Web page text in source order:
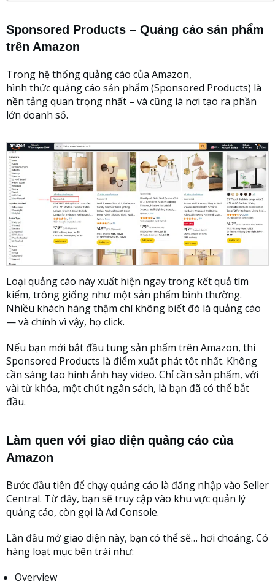
Sponsored Products – Quảng cáo sản phẩm
trên Amazon
Trong hệ thống quảng cáo của Amazon,
hình thức quảng cáo sản phẩm (Sponsored Products) là
nền tảng quan trọng nhất – và cũng là nơi tạo ra phần
lớn doanh số.
Loại quảng cáo này xuất hiện ngay trong kết quả tìm
kiếm, trông giống như một sản phẩm bình thường.
Nhiều khách hàng thậm chí không biết đó là quảng cáo
— và chính vì vậy, họ click.
Nếu bạn mới bắt đầu tung sản phẩm trên Amazon, thì
Sponsored Products là điểm xuất phát tốt nhất. Không
cần sáng tạo hình ảnh hay video. Chỉ cần sản phẩm, với
vài từ khóa, một chút ngân sách, là bạn đã có thể bắt
đầu.
Làm quen với giao diện quảng cáo của
Amazon
Bước đầu tiên để chạy quảng cáo là đăng nhập vào Seller
Central. Từ đây, bạn sẽ truy cập vào khu vực quản lý
quảng cáo, còn gọi là Ad Console.
Lần đầu mở giao diện này, bạn có thể sẽ… hơi choáng. Có
hàng loạt mục bên trái như:
Overview